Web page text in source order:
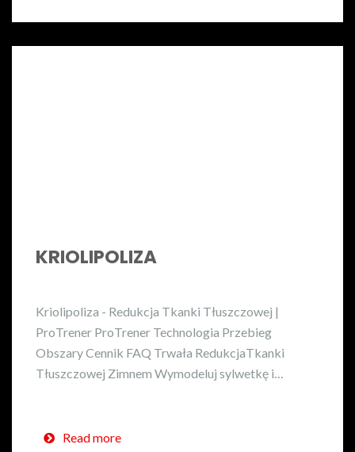
KRIOLIPOLIZA
Kriolipoliza - Redukcja Tkanki Tłuszczowej |
ProTrener ProTrener Technologia Przebieg
Obszary Cennik FAQ Trwała RedukcjaTkanki
Tłuszczowej Zimnem Wymodeluj sylwetkę i…
Read more